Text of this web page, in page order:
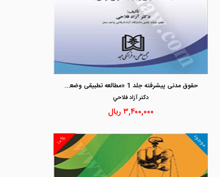
حقوق مدنی پیشرفته جلد 1 «مطالعه تطبیقی وضعیت حقوقی مراعی»
دكتر آزاد فلاحي
۳,۴۰۰,۰۰۰ریال
۱۰% موجود